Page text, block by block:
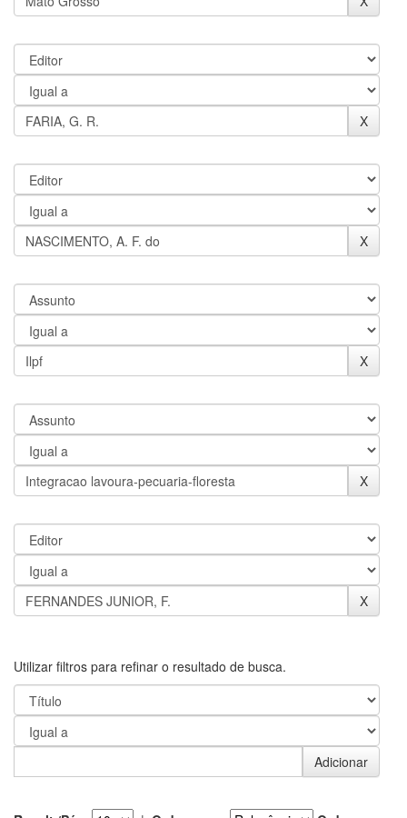
Utilizar filtros para refinar o resultado de busca.